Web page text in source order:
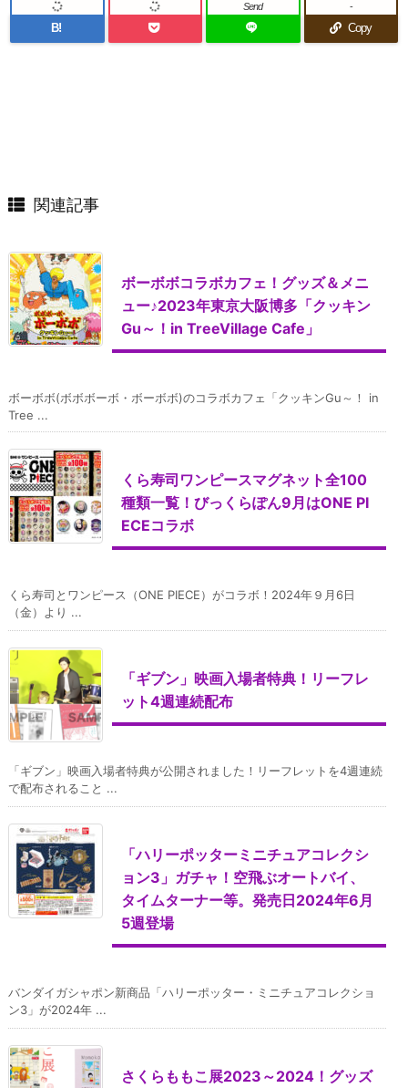
B!
Send
Copy
-
関連記事
ボーボボコラボカフェ！グッズ＆メニ
ュー♪2023年東京大阪博多「クッキン
Gu～！in TreeVillage Cafe」
ボーボボ(ボボボーボ・ボーボボ)のコラボカフェ「クッキンGu～！ in
Tree ...
くら寿司ワンピースマグネット全100
種類一覧！びっくらぽん9月はONE PI
ECEコラボ
くら寿司とワンピース（ONE PIECE）がコラボ！2024年９月6日
（金）より ...
「ギブン」映画入場者特典！リーフレ
ット4週連続配布
「ギブン」映画入場者特典が公開されました！リーフレットを4週連続
で配布されること ...
「ハリーポッターミニチュアコレクシ
ョン3」ガチャ！空飛ぶオートバイ、
タイムターナー等。発売日2024年6月
5週登場
バンダイガシャポン新商品「ハリーポッター・ミニチュアコレクショ
ン3」が2024年 ...
さくらももこ展2023～2024！グッズ